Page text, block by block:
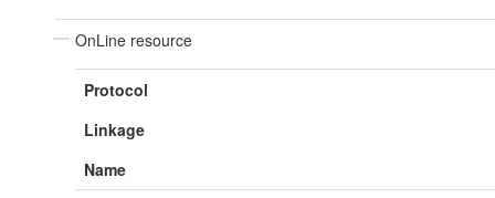
OnLine resource
Protocol
Linkage
Name